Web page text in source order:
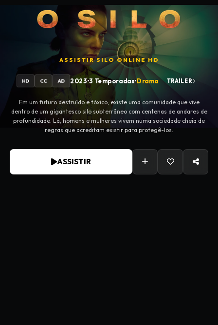
ASSISTIRSILOONLINE HD
HD CC AD 2023•3 Temporadas•Drama TRAILER
Em um futuro destruído e tóxico, existe uma comunidade que vive
dentro de um gigantesco silo subterrâneo com centenas de andares de
profundidade. Lá, homens e mulheres vivem numa sociedade cheia de
regras que acreditam existir para protegê-los.
ASSISTIR